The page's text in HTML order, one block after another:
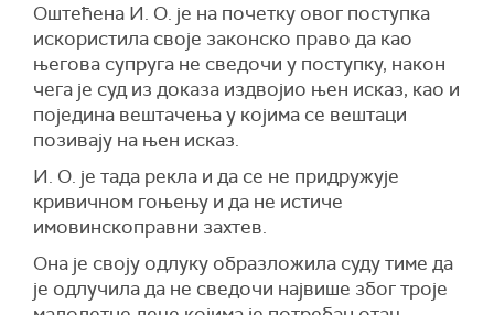
Оштећена И. О. је на почетку овог поступка
искористила своје законско право да као
његова супруга не сведочи у поступку, након
чега је суд из доказа издвојио њен исказ, као и
поједина вештачења у којима се вештаци
позивају на њен исказ.
И. О. је тада рекла и да се не придружује
кривичном гоњењу и да не истиче
имовинскоправни захтев.
Она је своју одлуку образложила суду тиме да
је одлучила да не сведочи највише због троје